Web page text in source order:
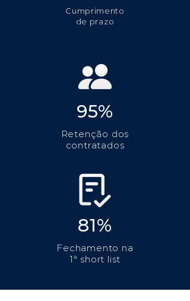
Cumprimento
de prazo
95%
Retenção dos
contratados
81%
Fechamento na
1ª short list